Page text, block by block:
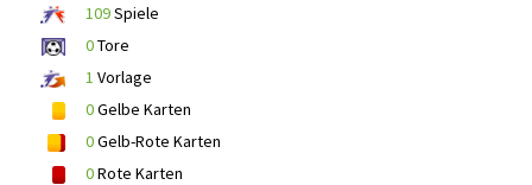
109Spiele
0Tore
1 Vorlage
0Gelbe Karten
0Gelb-Rote Karten
0Rote Karten